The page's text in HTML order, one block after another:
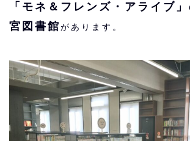
「モネ＆フレンズ・アライブ
宮図書館があります。